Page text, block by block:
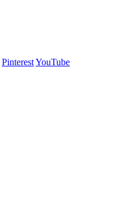
PinterestYouTube